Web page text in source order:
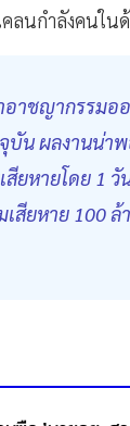
ลนกำลังคนใน
ชญากรรมออ
น ผลงานน่า
ยหายโดย 1
สียหาย 100